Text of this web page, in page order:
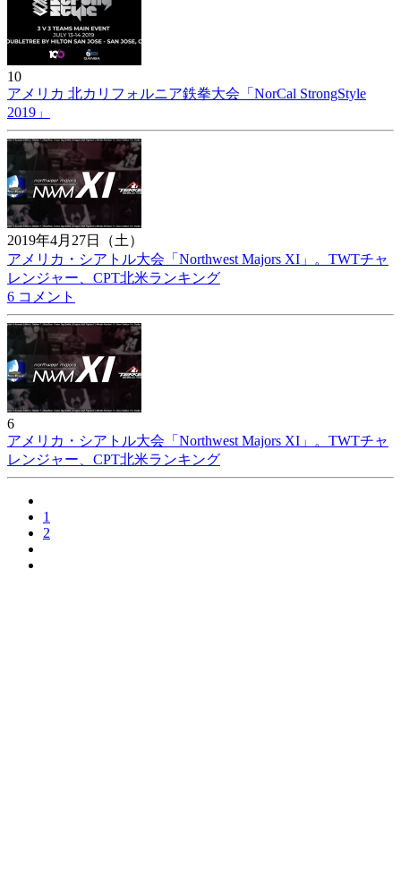
10
アメリカ 北カリフォルニア鉄拳大会「NorCal StrongStyle
2019」
2019年4月27日（土）
アメリカ・シアトル大会「Northwest Majors XI」。TWTチャ
レンジャー、CPT北米ランキング
6 コメント
6
アメリカ・シアトル大会「Northwest Majors XI」。TWTチャ
レンジャー、CPT北米ランキング
1
2